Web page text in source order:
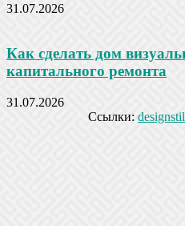
31.07.2026
Как сделать дом
капитального ремонта
31.07.2026
Ссылки: